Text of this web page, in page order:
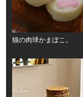
猫の肉球かまぼこ。